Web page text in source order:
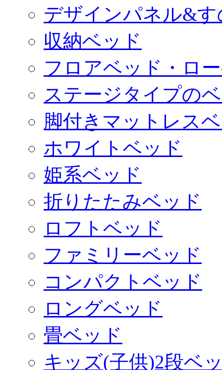
デザインパネル&
収納ベッド
フロアベッド・ロ
ステージタイプの
脚付きマットレス
ホワイトベッド
姫系ベッド
折りたたみベッド
ロフトベッド
ファミリーベッド
コンパクトベッド
ロングベッド
畳ベッド
キッズ(子供)2段ベ